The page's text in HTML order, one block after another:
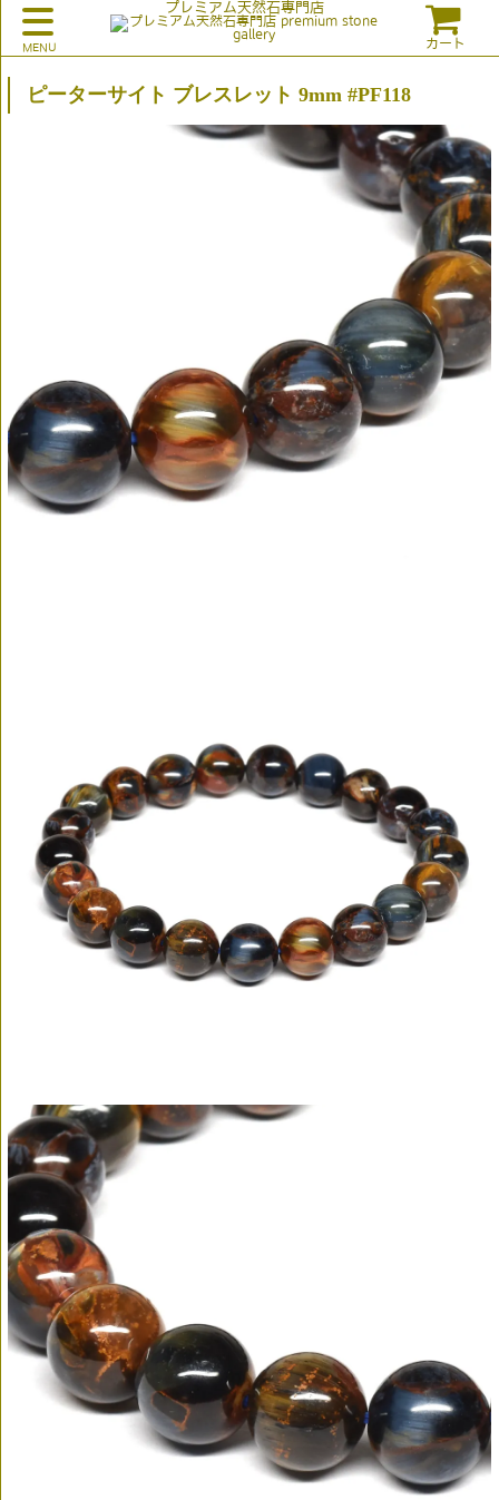
プレミアム天然石専門店
カート
ピーターサイト ブレスレット 9mm #PF118